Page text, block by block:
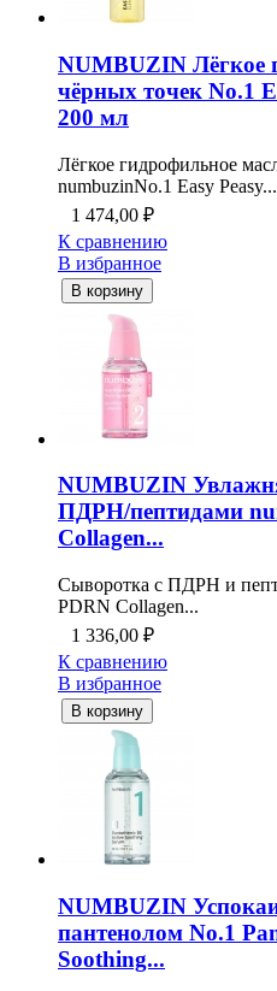
NUMBUZIN Лёгкое
чёрных точек No.1
200 мл
Лёгкое гидрофильное
numbuzinNo.1 Easy Peasy...
1 474,00 ₽
К сравнению
В избранное
В корзину
NUMBUZIN
ПДРН/пептидами
Collagen...
Сыворотка с ПДРН и
PDRN Collagen...
1 336,00 ₽
К сравнению
В избранное
В корзину
NUMBUZIN
пантенолом No.1
Soothing...